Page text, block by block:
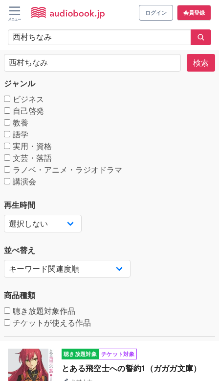
ログイン 会員登録
検索
ジャンル
ビジネス
自己啓発
教養
語学
実用・資格
文芸・落語
ラノベ・アニメ・ラジオドラマ
講演会
再生時間
並べ替え
商品種類
聴き放題対象作品
チケットが使える作品
聴き放題対象 チケット対象
とある飛空士への誓約1（ガガガ文庫）